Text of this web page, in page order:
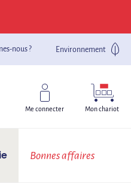
nous ? Environnement
Me connecter Mon chariot
Bonnes affaires